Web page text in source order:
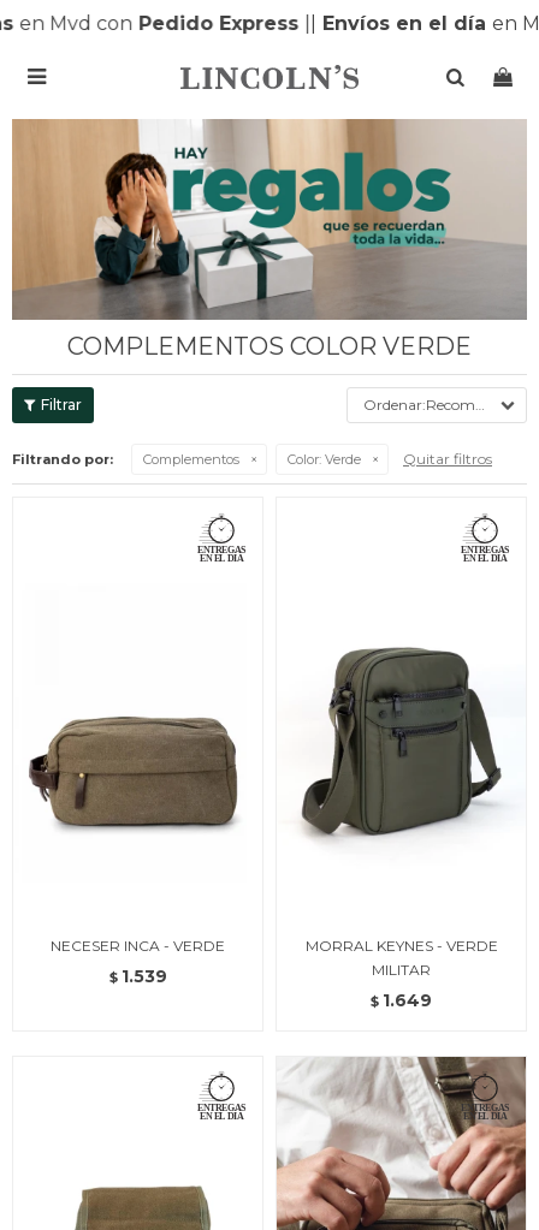
Mvd con Pedido Express||Envíos en el día en

COMPLEMENTOS COLOR VERDE
Recomendados
Filtrando por: Complementos Color: Verde Quitar filtros
NECESER INCA - VERDE
$ 1.539
MORRAL KEYNES - VERDE
MILITAR
$ 1.649